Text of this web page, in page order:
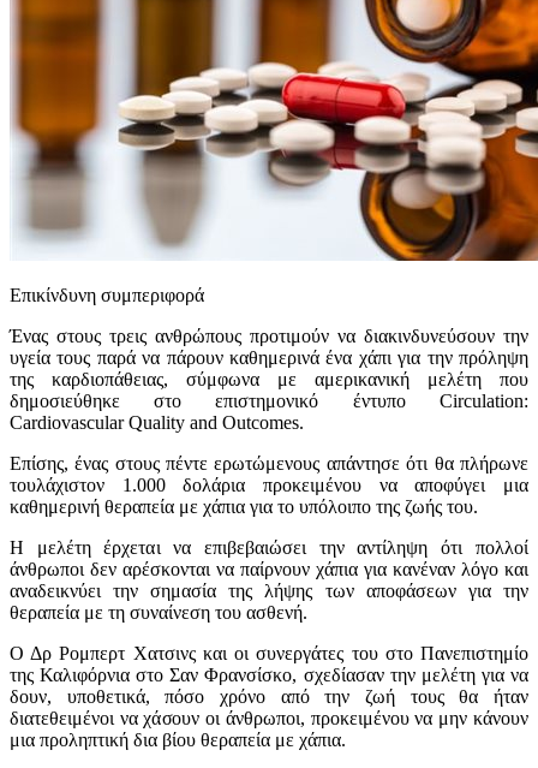
Επικίνδυνη συμπεριφορά
Ένας στους τρεις ανθρώπους προτιμούν να διακινδυνεύσουν την
υγεία τους παρά να πάρουν καθημερινά ένα χάπι για την πρόληψη
της καρδιοπάθειας, σύμφωνα με αμερικανική μελέτη που
δημοσιεύθηκε στο επιστημονικό έντυπο Circulation:
Cardiovascular Quality and Outcomes.
Επίσης, ένας στους πέντε ερωτώμενους απάντησε ότι θα πλήρωνε
τουλάχιστον 1.000 δολάρια προκειμένου να αποφύγει μια
καθημερινή θεραπεία με χάπια για το υπόλοιπο της ζωής του.
Η μελέτη έρχεται να επιβεβαιώσει την αντίληψη ότι πολλοί
άνθρωποι δεν αρέσκονται να παίρνουν χάπια για κανέναν λόγο και
αναδεικνύει την σημασία της λήψης των αποφάσεων για την
θεραπεία με τη συναίνεση του ασθενή.
Ο Δρ Ρομπερτ Χατσινς και οι συνεργάτες του στο Πανεπιστημίο
της Καλιφόρνια στο Σαν Φρανσίσκο, σχεδίασαν την μελέτη για να
δουν, υποθετικά, πόσο χρόνο από την ζωή τους θα ήταν
διατεθειμένοι να χάσουν οι άνθρωποι, προκειμένου να μην κάνουν
μια προληπτική δια βίου θεραπεία με χάπια.